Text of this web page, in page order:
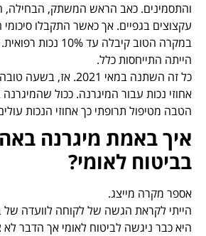
והתסמינים. כאב הראש המשתק, הבחילה,
עקצוצים בגפיים. אך כאשר התקבלו
במקרה הטוב קיבלה עד
הייתה התייחסות כלל.
כל זה השתנה במאי 2021.
אחוזי נכות עבור המיגרנה. ככול
הטבה מטיפול תרופתי כך אחוזי הנכות
איך באמת מיגרנה באה
בביטוח לאומי?
אספר מקרה מייצג.
הייתי לקראת הגשה של לקוחה לוועדה של
היא כבר ניגשה לביטוח לאומי אך הדבר